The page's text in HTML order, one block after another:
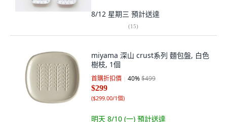
8/12 星期三 預計送達
(15)
miyama 深山 crust系列 麵包盤, 白色
樹枝, 1個
首購折扣價 40%$499
$299
($299.00/1個)
明天 8/10 (一) 預計送達